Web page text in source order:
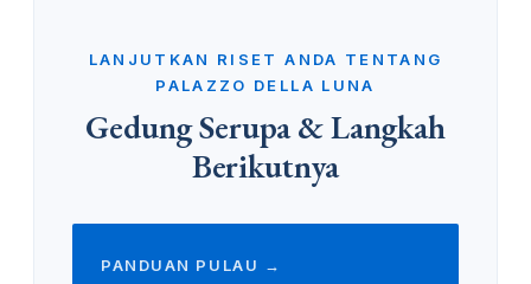
LANJUTKAN RISET ANDA TENTANG
PALAZZO DELLA LUNA
Gedung Serupa & Langkah
Berikutnya
PANDUAN PULAU →